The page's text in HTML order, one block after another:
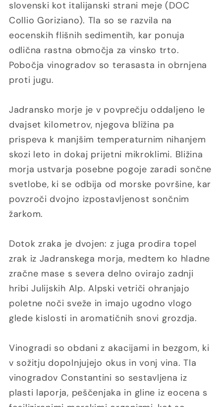
slovenski kot italijanski strani meje (DOC
Collio Goriziano). Tla so se razvila na
eocenskih flišnih sedimentih, kar ponuja
odlična rastna območja za vinsko trto.
Pobočja vinogradov so terasasta in obrnjena
proti jugu.
Jadransko morje je v povprečju oddaljeno le
dvajset kilometrov, njegova bližina pa
prispeva k manjšim temperaturnim nihanjem
skozi leto in dokaj prijetni mikroklimi. Bližina
morja ustvarja posebne pogoje zaradi sončne
svetlobe, ki se odbija od morske površine, kar
povzroči dvojno izpostavljenost sončnim
žarkom.
Dotok zraka je dvojen: z juga prodira topel
zrak iz Jadranskega morja, medtem ko hladne
zračne mase s severa delno ovirajo zadnji
hribi Julijskih Alp. Alpski vetriči ohranjajo
poletne noči sveže in imajo ugodno vlogo
glede kislosti in aromatičnih snovi grozdja.
Vinogradi so obdani z akacijami in bezgom, ki
v sožitju dopolnjujejo okus in vonj vina. Tla
vinogradov Constantini so sestavljena iz
plasti laporja, peščenjaka in gline iz eocena s